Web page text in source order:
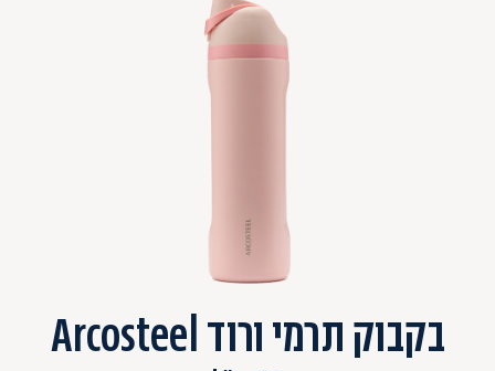
בקבוק תרמי ורוד Arcosteel